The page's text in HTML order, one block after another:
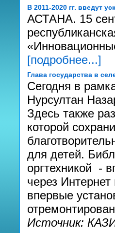
В 2011-2020 гг. введут
АСТАНА. 15
[подробнее...]
Глава государства в
Сегодня в
Нурсултан
Здесь также
которой
для детей.
оргтехникой -
через
впервые
Источник: